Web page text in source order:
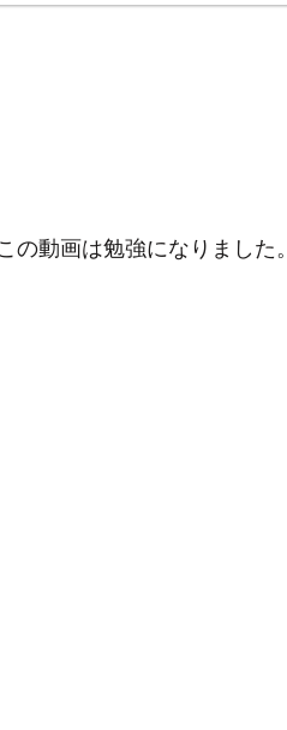
動画は勉強になりました。